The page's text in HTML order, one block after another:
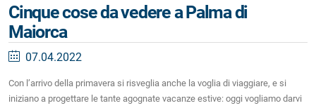
Cinque cose da vedere a Palma di
Maiorca
07.04.2022
Con l’arrivo della primavera si risveglia anche la voglia di viaggiare, e si
iniziano a progettare le tante agognate vacanze estive: oggi vogliamo darvi